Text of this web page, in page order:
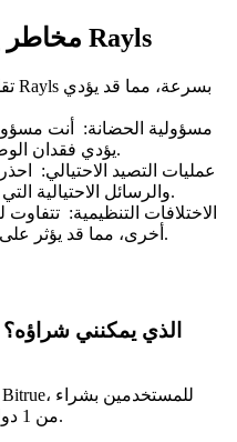
مخاطر يجب معرفتها قبل شراء Rayls
مسؤولية الحضانة:
أنت
يؤدي فقدان الوصول إلى محفظتك إلى خسارة دائمة.
عمليات التصيد الاحتيالي:
والرسائل الاحتيالية التي تحاول سرقة بيانات تسجيل الدخول.
الاختلافات التنظيمية: تتفاوت
أخرى، مما قد يؤثر على التداول والسحب والحماية القانونية.
ما هو الحد الأدنى لمبلغ Rayls الذي يمكنني شراؤه؟
Rayls من 1 دولار، اعتمادًا على طريقة الدفع.